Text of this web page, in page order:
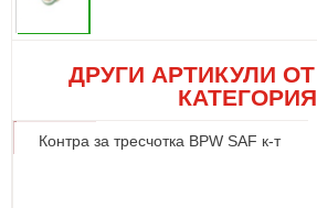
ДРУГИ АРТИКУЛИ ОТ СЪЩАТА
КАТЕГОРИЯ
Контра за тресчотка BPW SAF к-т